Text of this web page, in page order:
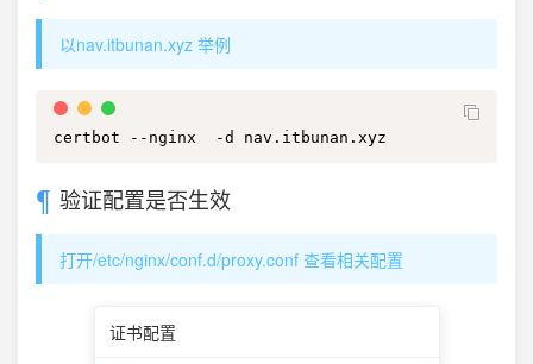
以nav.itbunan.xyz 举例
certbot --nginx  -d nav.itbunan.xyz
验证配置是否生效
打开/etc/nginx/conf.d/proxy.conf 查看相关配置
证书配置